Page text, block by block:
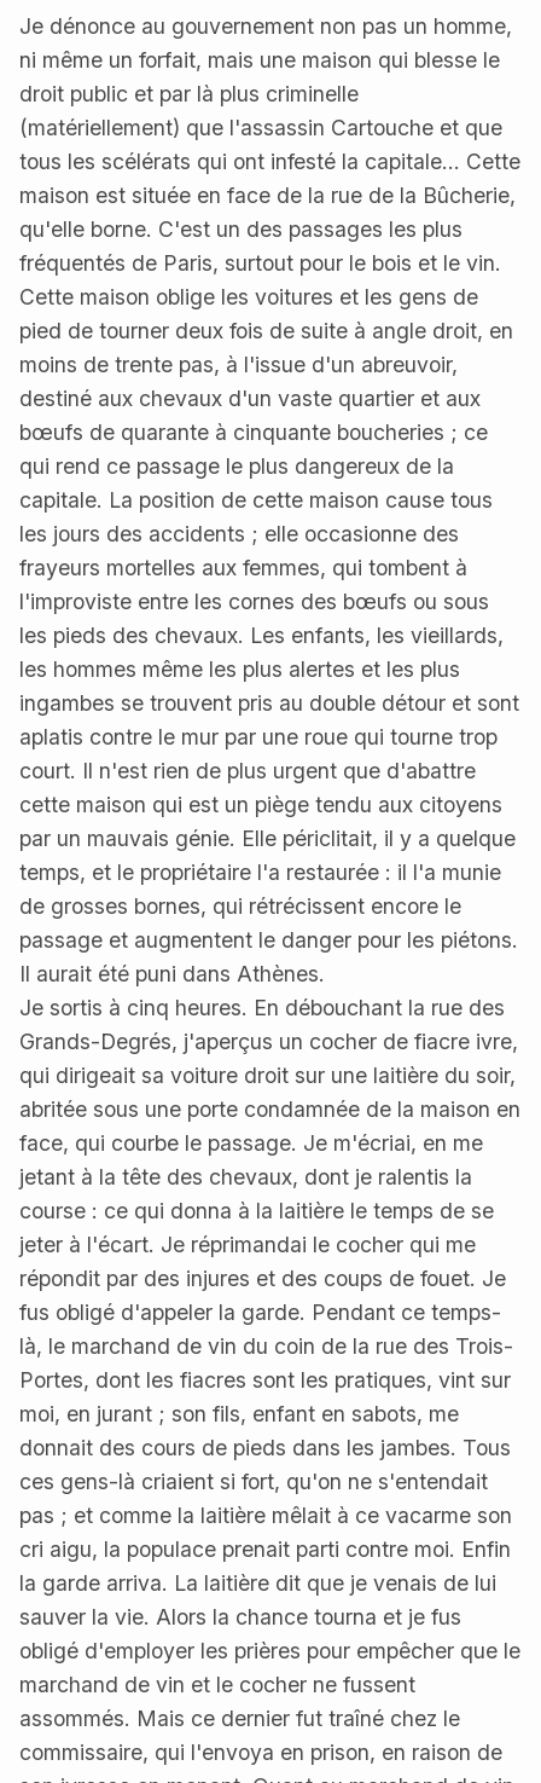
Je dénonce au gouvernement non pas un homme,
ni même un forfait, mais une maison qui blesse le
droit public et par là plus criminelle
(matériellement) que l'assassin Cartouche et que
tous les scélérats qui ont infesté la capitale... Cette
maison est située en face de la rue de la Bûcherie,
qu'elle borne. C'est un des passages les plus
fréquentés de Paris, surtout pour le bois et le vin.
Cette maison oblige les voitures et les gens de
pied de tourner deux fois de suite à angle droit, en
moins de trente pas, à l'issue d'un abreuvoir,
destiné aux chevaux d'un vaste quartier et aux
bœufs de quarante à cinquante boucheries ; ce
qui rend ce passage le plus dangereux de la
capitale. La position de cette maison cause tous
les jours des accidents ; elle occasionne des
frayeurs mortelles aux femmes, qui tombent à
l'improviste entre les cornes des bœufs ou sous
les pieds des chevaux. Les enfants, les vieillards,
les hommes même les plus alertes et les plus
ingambes se trouvent pris au double détour et sont
aplatis contre le mur par une roue qui tourne trop
court. Il n'est rien de plus urgent que d'abattre
cette maison qui est un piège tendu aux citoyens
par un mauvais génie. Elle périclitait, il y a quelque
temps, et le propriétaire l'a restaurée : il l'a munie
de grosses bornes, qui rétrécissent encore le
passage et augmentent le danger pour les piétons.
Il aurait été puni dans Athènes.
Je sortis à cinq heures. En débouchant la rue des
Grands-Degrés, j'aperçus un cocher de fiacre ivre,
qui dirigeait sa voiture droit sur une laitière du soir,
abritée sous une porte condamnée de la maison en
face, qui courbe le passage. Je m'écriai, en me
jetant à la tête des chevaux, dont je ralentis la
course : ce qui donna à la laitière le temps de se
jeter à l'écart. Je réprimandai le cocher qui me
répondit par des injures et des coups de fouet. Je
fus obligé d'appeler la garde. Pendant ce temps-
là, le marchand de vin du coin de la rue des Trois-
Portes, dont les fiacres sont les pratiques, vint sur
moi, en jurant ; son fils, enfant en sabots, me
donnait des cours de pieds dans les jambes. Tous
ces gens-là criaient si fort, qu'on ne s'entendait
pas ; et comme la laitière mêlait à ce vacarme son
cri aigu, la populace prenait parti contre moi. Enfin
la garde arriva. La laitière dit que je venais de lui
sauver la vie. Alors la chance tourna et je fus
obligé d'employer les prières pour empêcher que le
marchand de vin et le cocher ne fussent
assommés. Mais ce dernier fut traîné chez le
commissaire, qui l'envoya en prison, en raison de